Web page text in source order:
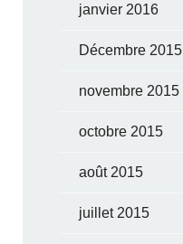
janvier 2016
Décembre 2015
novembre 2015
octobre 2015
août 2015
juillet 2015